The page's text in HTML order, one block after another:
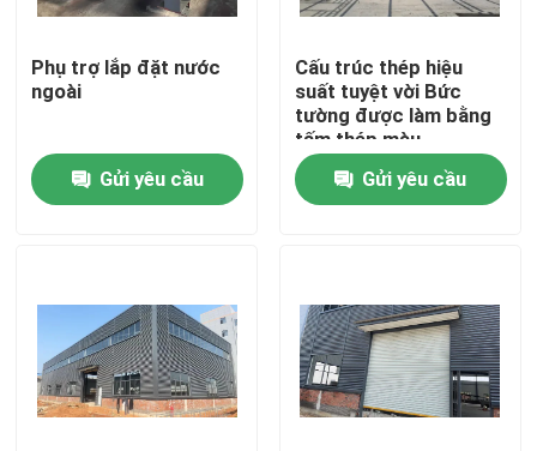
Tham quan nhà máy
Liên hệ chúng tôi
xe chuyển điện
Phụ trợ lắp đặt nước
ngoài
Gửi yêu cầu
Cấu trúc thép hiệu
suất tuyệt vời Bức
tường được làm bằng
tấm thép màu
galvanized
Gửi yêu cầu